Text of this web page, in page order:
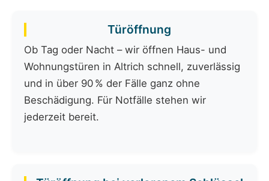
Türöffnung
Ob Tag oder Nacht – wir öffnen Haus- und
Wohnungstüren in Altrich schnell, zuverlässig
und in über 90 % der Fälle ganz ohne
Beschädigung. Für Notfälle stehen wir
jederzeit bereit.